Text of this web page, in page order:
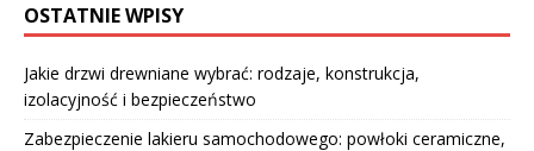
OSTATNIE WPISY
Jakie drzwi drewniane wybrać: rodzaje, konstrukcja,
izolacyjność i bezpieczeństwo
Zabezpieczenie lakieru samochodowego: powłoki ceramiczne,